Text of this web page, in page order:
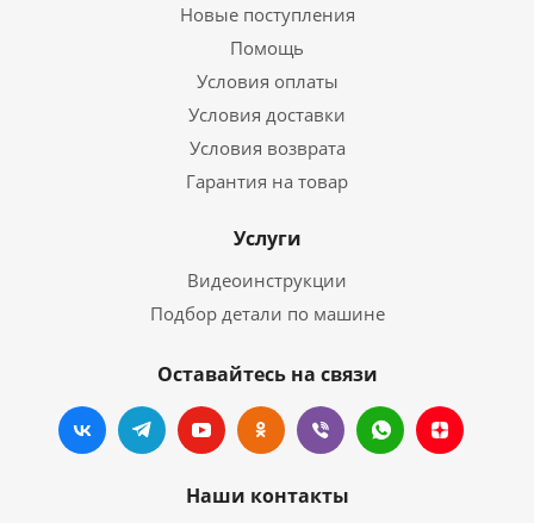
Новые поступления
Помощь
Условия оплаты
Условия доставки
Условия возврата
Гарантия на товар
Услуги
Видеоинструкции
Подбор детали по машине
Оставайтесь на связи
Наши контакты